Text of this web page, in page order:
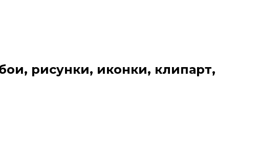
рисунки, иконки, клипарт,